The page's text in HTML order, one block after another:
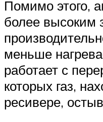
Помимо этого,
более высоким
меньше
работает с
которых газ,
ресивере,